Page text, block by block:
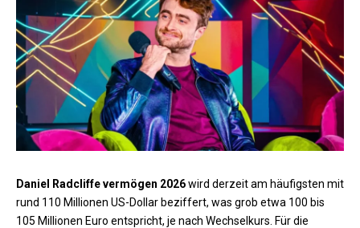
Daniel Radcliffe vermögen 2026wird derzeit am häufigsten mit
rund 110 Millionen US-Dollar beziffert, was grob etwa 100 bis
105 Millionen Euro entspricht, je nach Wechselkurs. Für die